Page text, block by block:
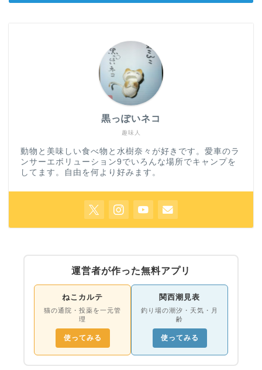
趣味人
黒っぽいネコ
動物と美味しい食べ物と水樹奈々が好きです。愛車のラ
ンサーエボリューション9でいろんな場所でキャンプを
してます。自由を何より好みます。
運営者が作った無料アプリ
ねこカルテ
猫の通院・投薬を一元管
理
使ってみる
関西潮見表
釣り場の潮汐・天気・月
齢
使ってみる